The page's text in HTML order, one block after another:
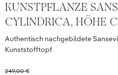
KUNSTPFLANZE
CYLINDRICA, HÖHE
Authentisch nachgebildete
Kunststofftopf
249,00 €